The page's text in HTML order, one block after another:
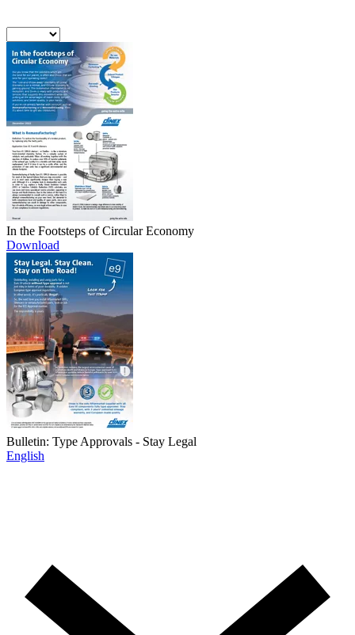
In the Footsteps of Circular Economy
Download
Bulletin: Type Approvals - Stay Legal
English